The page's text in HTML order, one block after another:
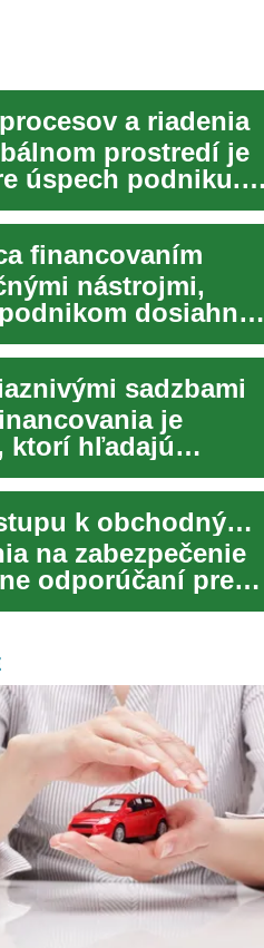
a riadenia
prostredí je
úspech podniku.
financovaním
nástrojmi,
dosiahnuť
sadzbami
je
ktorí hľadajú
Technické opatrenia na ochranu prístupu k obchodným účtom
na zabezpečenie
odporúčaní pre